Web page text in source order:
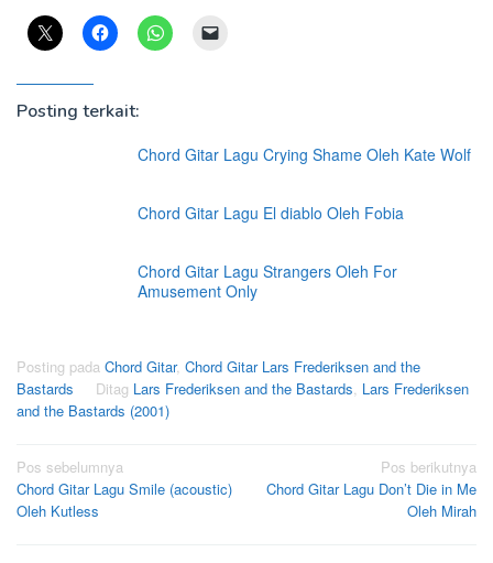
Posting terkait:
Chord Gitar Lagu Crying Shame Oleh Kate Wolf
Chord Gitar Lagu El diablo Oleh Fobia
Chord Gitar Lagu Strangers Oleh For
Amusement Only
Posting pada Chord Gitar, Chord Gitar Lars Frederiksen and the
Bastards
Ditag Lars Frederiksen and the Bastards, Lars Frederiksen
and the Bastards (2001)
Navigasi
pos
Pos sebelumnya
Chord Gitar Lagu Smile (acoustic)
Oleh Kutless
Pos berikutnya
Chord Gitar Lagu Don’t Die in Me
Oleh Mirah